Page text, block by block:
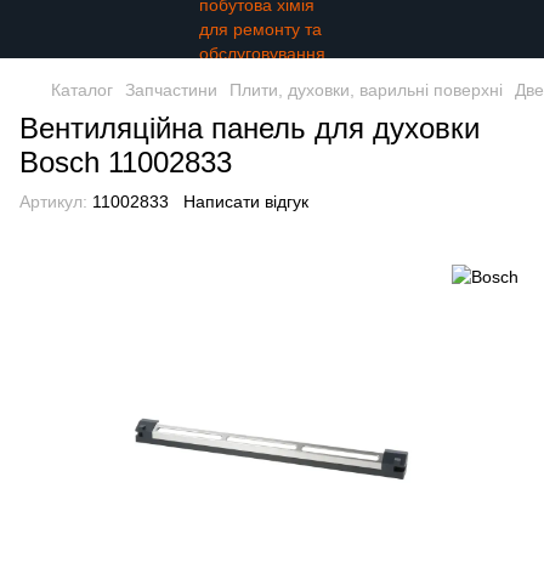
Каталог Запчастини Плити, духовки, варильні поверхні
Вентиляційна панель для духовки
Bosch 11002833
Артикул: 11002833 Написати відгук